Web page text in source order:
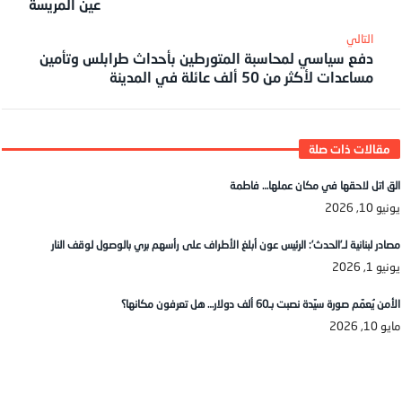
عين المريسة
‎التالي
دفع سياسي لمحاسبة المتورطين بأحداث طرابلس وتأمين
مساعدات لأكثر من 50 ألف عائلة في المدينة
الق اتل لاحقها في مكان عملها… فاطمة
يونيو 10, 2026
مصادر لبنانية لـ’الحدث’: الرئيس عون أبلغ الأطراف على رأسهم بري بالوصول لوقف النار
يونيو 1, 2026
الأمن يُعمّم صورة سيّدة نصبت بـ60 ألف دولار… هل تعرفون مكانها؟
مايو 10, 2026